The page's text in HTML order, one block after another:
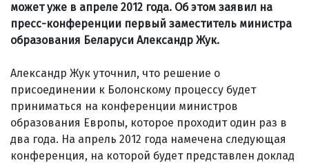
может уже в апреле 2012 года. Об этом заявил на
пресс-конференции первый заместитель министра
образования Беларуси Александр Жук.
Александр Жук уточнил, что решение о
присоединении к Болонскому процессу будет
приниматься на конференции министров
образования Европы, которое проходит один раз в
два года. На апрель 2012 года намечена следующая
конференция, на которой будет представлен доклад